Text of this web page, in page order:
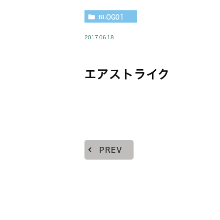
BLOG01
2017.06.18
エアストライク
PREV